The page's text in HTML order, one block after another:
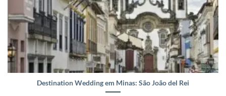
Destination Wedding em Minas: São João del Rei